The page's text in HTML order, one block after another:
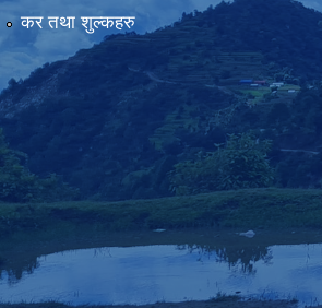
कर तथा शुल्कहरु